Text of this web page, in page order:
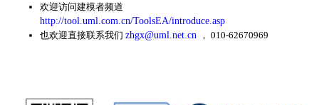
欢迎访问建模者频道
http://tool.uml.com.cn/ToolsEA/introduce.asp
也欢迎直接联系我们 zhgx@uml.net.cn ， 010-62670969